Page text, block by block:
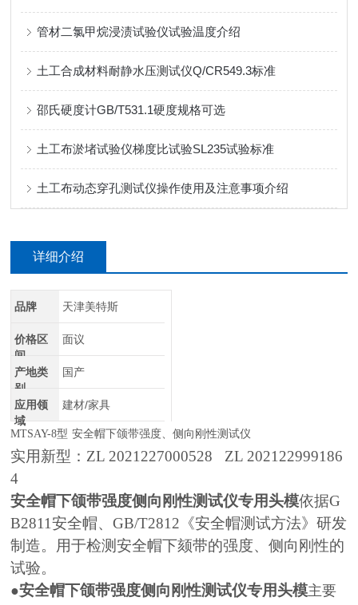
管材二氯甲烷浸渍试验仪试验温度介绍
土工合成材料耐静水压测试仪Q/CR549.3标准
邵氏硬度计GB/T531.1硬度规格可选
土工布淤堵试验仪梯度比试验SL235试验标准
土工布动态穿孔测试仪操作使用及注意事项介绍
详细介绍
品牌 天津美特斯
价格区
间
面议
产地类
别
国产
应用领
域
建材/家具
MTSAY-8型 安全帽下颌带强度、侧向刚性测试仪
实用新型： ZL 2021227000528 ZL 202122999186
4
安全帽下颌带强度侧向刚性测试仪专用头模依据G
B2811安全帽、GB/T2812 《安全帽测试方法》研发
制造。用于检测安全帽下颏带的强度、侧向刚性的
试验。
●安全帽下颌带强度侧向刚性测试仪专用头模主要